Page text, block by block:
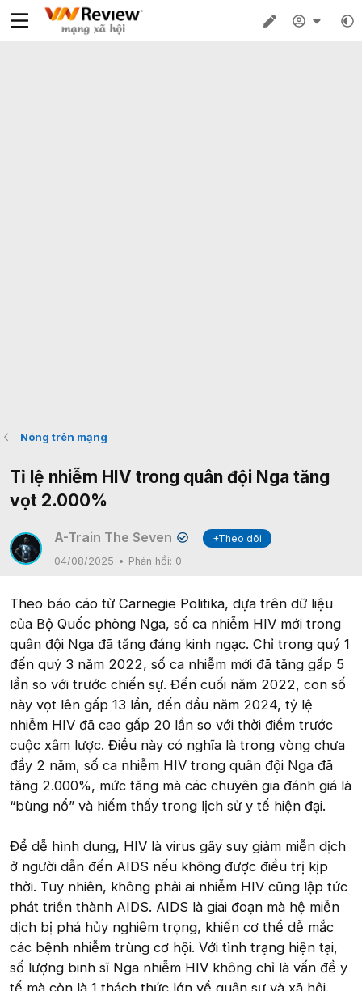
Nóng trên mạng
Tỉ lệ nhiễm HIV trong quân đội Nga tăng
vọt 2.000%
A-Train The Seven ✔
+Theo dõi
04/08/2025
Phản hồi: 0
Theo báo cáo từ Carnegie Politika, dựa trên dữ liệu
của Bộ Quốc phòng Nga, số ca nhiễm HIV mới trong
quân đội Nga đã tăng đáng kinh ngạc. Chỉ trong quý 1
đến quý 3 năm 2022, số ca nhiễm mới đã tăng gấp 5
lần so với trước chiến sự. Đến cuối năm 2022, con số
này vọt lên gấp 13 lần, đến đầu năm 2024, tỷ lệ
nhiễm HIV đã cao gấp 20 lần so với thời điểm trước
cuộc xâm lược. Điều này có nghĩa là trong vòng chưa
đầy 2 năm, số ca nhiễm HIV trong quân đội Nga đã
tăng 2.000%, mức tăng mà các chuyên gia đánh giá là
“bùng nổ” và hiếm thấy trong lịch sử y tế hiện đại.
Để dễ hình dung, HIV là virus gây suy giảm miễn dịch
ở người dẫn đến AIDS nếu không được điều trị kịp
thời. Tuy nhiên, không phải ai nhiễm HIV cũng lập tức
phát triển thành AIDS. AIDS là giai đoạn mà hệ miễn
dịch bị phá hủy nghiêm trọng, khiến cơ thể dễ mắc
các bệnh nhiễm trùng cơ hội. Với tình trạng hiện tại,
số lượng binh sĩ Nga nhiễm HIV không chỉ là vấn đề y
tế mà còn là 1 thách thức lớn về quân sự và xã hội.